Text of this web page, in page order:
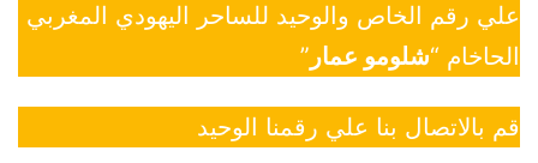
علي رقم الخاص والوحيد للساحر اليهودي المغربي
الحاخام “شلومو عمار ”
قم بالاتصال بنا علي رقمنا الوحيد